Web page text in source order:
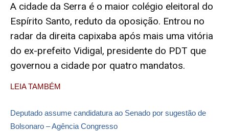
A cidade da Serra é o maior colégio eleitoral do
Espírito Santo, reduto da oposição. Entrou no
radar da direita capixaba após mais uma vitória
do ex-prefeito Vidigal, presidente do PDT que
governou a cidade por quatro mandatos.
LEIA TAMBÉM
Deputado assume candidatura ao Senado por sugestão de
Bolsonaro – Agência Congresso